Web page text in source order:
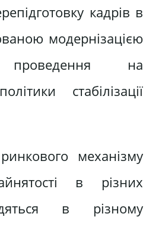
кадрів в
модернізацією
проведення на
стабілізації
механізму
в різних
в різному